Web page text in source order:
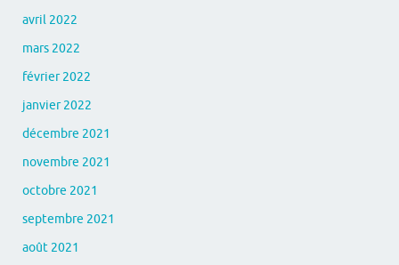
avril 2022
mars 2022
février 2022
janvier 2022
décembre 2021
novembre 2021
octobre 2021
septembre 2021
août 2021